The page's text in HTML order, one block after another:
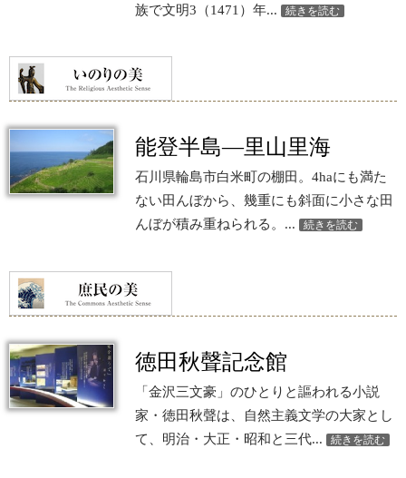
族で文明3（1471）年...
続きを読む
能登半島—里山里海
石川県輪島市白米町の棚田。4haにも満た
ない田んぼから、幾重にも斜面に小さな田
んぼが積み重ねられる。...
続きを読む
徳田秋聲記念館
「金沢三文豪」のひとりと謳われる小説
家・徳田秋聲は、自然主義文学の大家とし
て、明治・大正・昭和と三代...
続きを読む